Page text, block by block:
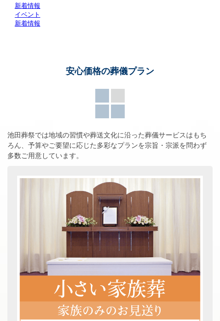
新着情報
イベント
新着情報
安心価格の葬儀プラン
池田葬祭では地域の習慣や葬送文化に沿った葬儀サービスはもち
ろん、 予算やご要望に応じた多彩なプランを宗旨・宗派を問わず
多数ご用意しています。